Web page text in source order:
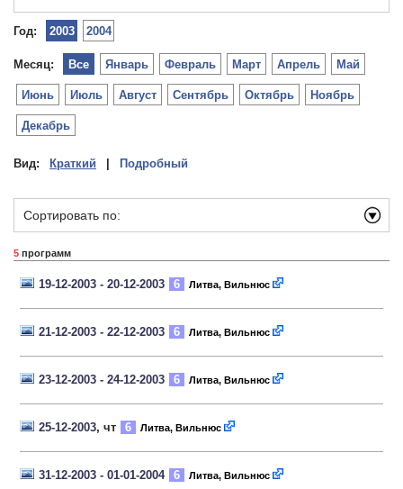
Год: 2003 2004
Месяц: Январь Февраль Март Апрель Май
Июнь Июль Август Сентябрь Октябрь Ноябрь
Декабрь
Все
Вид: Краткий Подробный
Сортировать по:
5 программ
19-12-2003 - 20-12-2003 6 Литва, Вильнюс
21-12-2003 - 22-12-2003 6 Литва, Вильнюс
23-12-2003 - 24-12-2003 6 Литва, Вильнюс
25-12-2003, чт 6 Литва, Вильнюс
31-12-2003 - 01-01-2004 6 Литва, Вильнюс